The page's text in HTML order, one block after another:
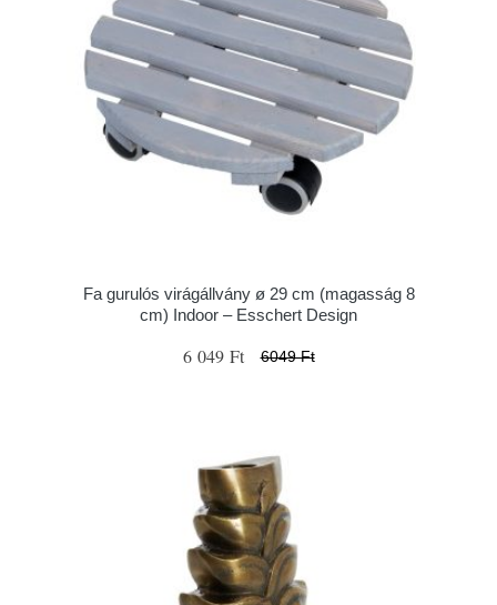
Fa gurulós virágállvány ø 29 cm (magasság 8
cm) Indoor – Esschert Design
6 049 Ft 6049 Ft